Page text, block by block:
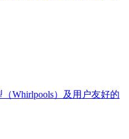
Whirlpools）及用户友好的